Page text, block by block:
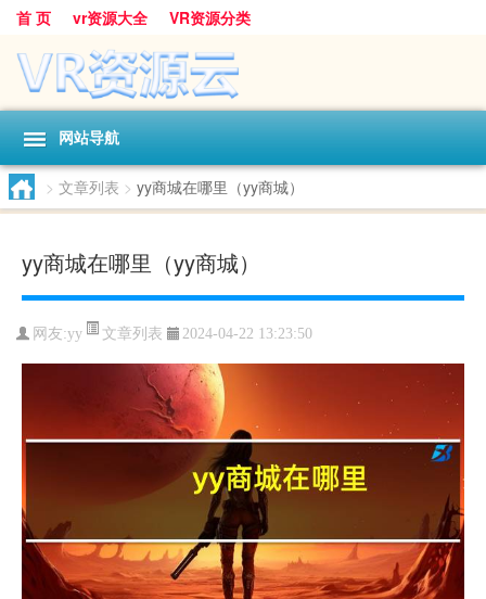
首 页 vr资源大全 VR资源分类
网站导航
> 文章列表 > yy商城在哪里（yy商城）
yy商城在哪里（yy商城）
网友:yy 文章列表 2024-04-22 13:23:50